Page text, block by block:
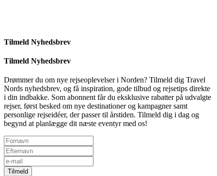
Tilmeld Nyhedsbrev
Tilmeld Nyhedsbrev
Drømmer du om nye rejseoplevelser i Norden? Tilmeld dig Travel
Nords nyhedsbrev, og få inspiration, gode tilbud og rejsetips direkte
i din indbakke. Som abonnent får du eksklusive rabatter på udvalgte
rejser, først besked om nye destinationer og kampagner samt
personlige rejseidéer, der passer til årstiden. Tilmeld dig i dag og
begynd at planlægge dit næste eventyr med os!
Tilmeld